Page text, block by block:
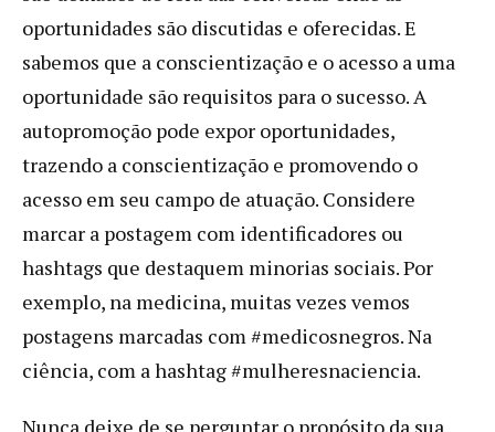
oportunidades são discutidas e oferecidas. E
sabemos que a conscientização e o acesso a uma
oportunidade são requisitos para o sucesso. A
autopromoção pode expor oportunidades,
trazendo a conscientização e promovendo o
acesso em seu campo de atuação. Considere
marcar a postagem com identificadores ou
hashtags que destaquem minorias sociais. Por
exemplo, na medicina, muitas vezes vemos
postagens marcadas com #medicosnegros. Na
ciência, com a hashtag #mulheresnaciencia.
Nunca deixe de se perguntar o propósito da sua